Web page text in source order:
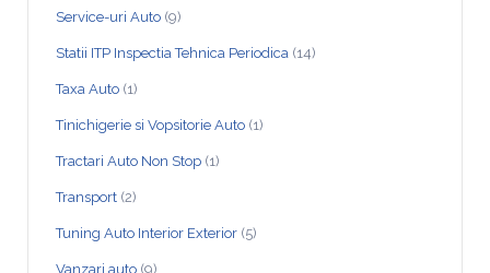
Service-uri Auto (9)
Statii ITP Inspectia Tehnica Periodica (14)
Taxa Auto (1)
Tinichigerie si Vopsitorie Auto (1)
Tractari Auto Non Stop (1)
Transport (2)
Tuning Auto Interior Exterior (5)
Vanzari auto (9)